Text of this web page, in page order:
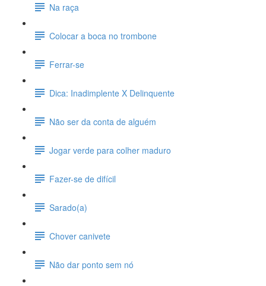
Na raça
Colocar a boca no trombone
Ferrar-se
Dica: Inadimplente X Delinquente
Não ser da conta de alguém
Jogar verde para colher maduro
Fazer-se de difícil
Sarado(a)
Chover canivete
Não dar ponto sem nó